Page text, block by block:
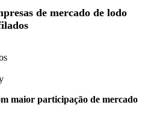
de mercado de lodo
maior participação de mercado